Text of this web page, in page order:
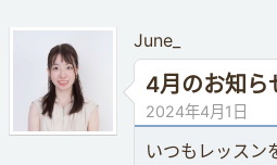
June_
4月のお知ら
2024年4月1日
いつもレッスン